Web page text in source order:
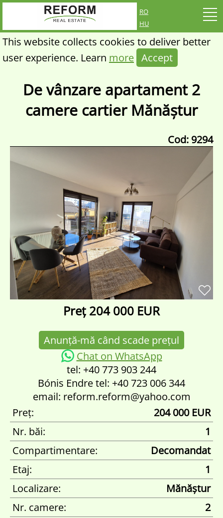
ro
hu
This website collects cookies to deliver better
user experience. Learn more Accept
De vânzare apartament 2
camere cartier Mănăștur
Cod: 9294
Preț 204 000 EUR
Anunță-mă când scade prețul
Chat on WhatsApp
tel: +40 773 903 244
Bónis Endre tel: +40 723 006 344
email: reform.reform@yahoo.com
Preț:
204 000 EUR
Nr. băi:
1
Compartimentare:
Decomandat
Etaj:
1
Localizare:
Mănăștur
Nr. camere:
2